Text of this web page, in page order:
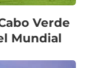
Verde
Mundial